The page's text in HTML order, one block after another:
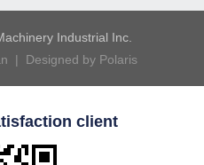
Industrial Inc.
| Designed by Polaris
client